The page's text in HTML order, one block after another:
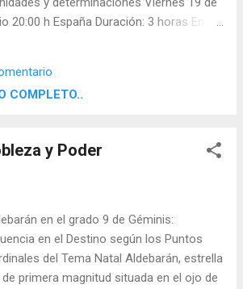
20:00 h España Duración: 3 horas En
Precio: 50 €
COMPLETO..
y Poder
en el grado 9 de Géminis:
en el Destino según los Puntos
del Tema Natal Aldebarán, estrella
primera magnitud situada en el ojo de